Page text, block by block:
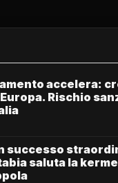
accelera:
Rischio
successo
saluta la